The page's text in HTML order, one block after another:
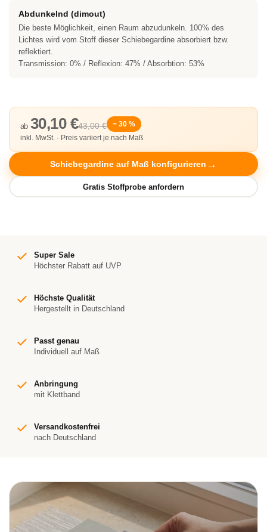
Abdunkelnd (dimout)
Die beste Möglichkeit, einen Raum abzudunkeln. 100% des
Lichtes wird vom Stoff dieser Schiebegardine absorbiert bzw.
reflektiert.
Transmission: 0% / Reflexion: 47% / Absorbtion: 53%
43,00 €
ab 30,10 €
− 30 %
inkl. MwSt. · Preis variiert je nach Maß
Schiebegardine auf Maß konfigurieren
Super Sale
Höchster Rabatt auf UVP
Höchste Qualität
Hergestellt in Deutschland
Passt genau
Individuell auf Maß
Anbringung
mit Klettband
Versandkostenfrei
nach Deutschland